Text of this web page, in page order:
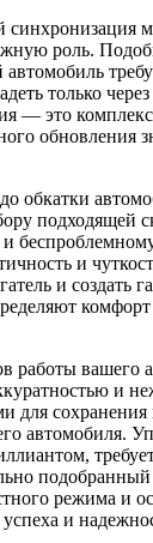
синхронизация
роль.
только
— это
обновления
обкатки
подходящей
и
и создать
комфорт
работы вашего
и
для сохранения
автомобиля.
режима и
и